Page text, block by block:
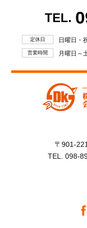
TEL.
定休日 日曜日・
営業時間 月曜日～
〒901-
TEL. 098-